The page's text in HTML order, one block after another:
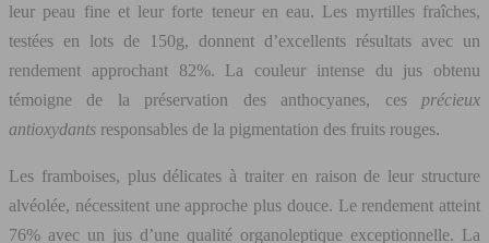
leur peau fine et leur forte teneur en eau. Les myrtilles fraîches,
testées en lots de 150g, donnent d’excellents résultats avec un
rendement approchant 82%. La couleur intense du jus obtenu
témoigne de la préservation des anthocyanes, ces précieux
antioxydants responsables de la pigmentation des fruits rouges.
Les framboises, plus délicates à traiter en raison de leur structure
alvéolée, nécessitent une approche plus douce. Le rendement atteint
76% avec un jus d’une qualité organoleptique exceptionnelle. La